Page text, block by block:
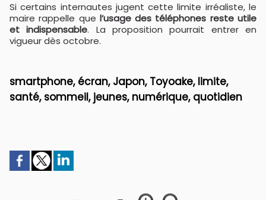
Si certains internautes jugent cette limite irréaliste, le
maire rappelle que l’usage des téléphones reste utile
et indispensable. La proposition pourrait entrer en
vigueur dès octobre.
smartphone, écran, Japon, Toyoake, limite,
santé, sommeil, jeunes, numérique, quotidien